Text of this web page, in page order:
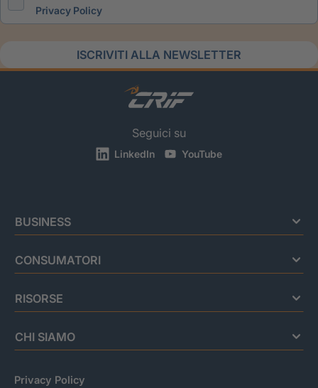
Privacy Policy
ISCRIVITI ALLA NEWSLETTER
Seguici su
LinkedIn YouTube
BUSINESS
CONSUMATORI
RISORSE
CHI SIAMO
Privacy Policy